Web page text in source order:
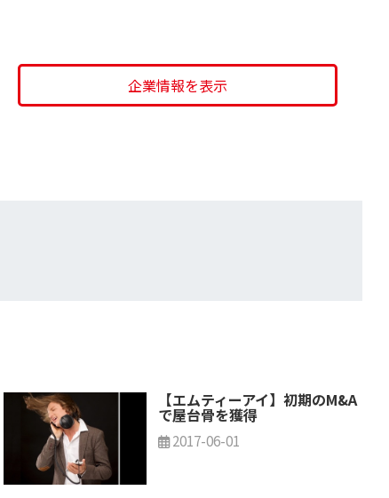
企業情報を表示
【エムティーアイ】初期のM&A
で屋台骨を獲得
2017-06-01